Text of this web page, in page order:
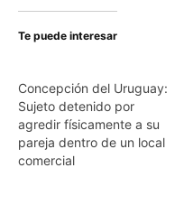
Te puede interesar
Concepción del Uruguay:
Sujeto detenido por
agredir físicamente a su
pareja dentro de un local
comercial